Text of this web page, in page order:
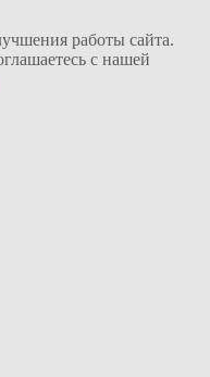
работы сайта.
с нашей